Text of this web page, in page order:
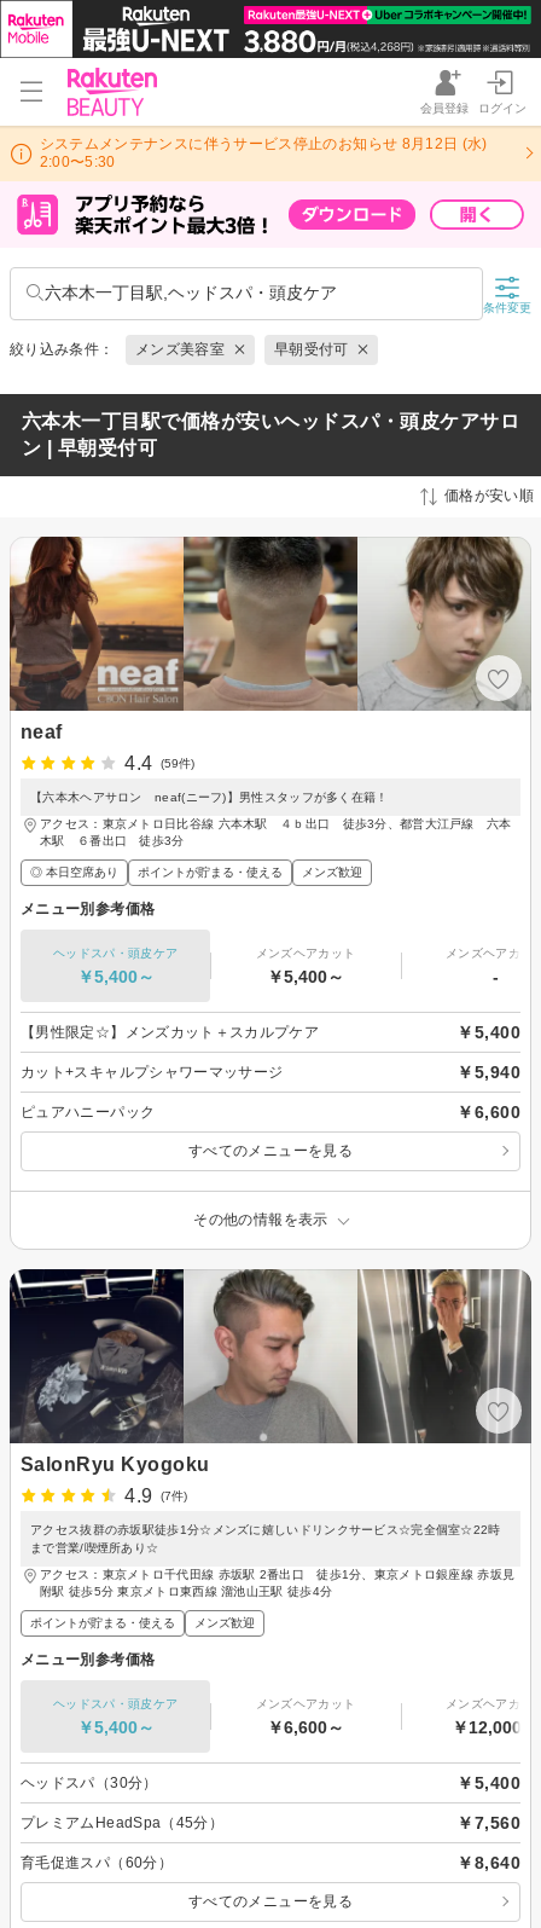
会員登録 ログイン
システムメンテナンスに伴うサービス停止のお知らせ 8月12日 (水)
2:00〜5:30
六本木一丁目駅,ヘッドスパ・頭皮ケア
条件変更
絞り込み条件： メンズ美容室 早朝受付可
六本木一丁目駅で価格が安いヘッドスパ・頭皮ケアサロ
ン | 早朝受付可
価格が安い順
neaf
4.4
(59件)
【六本木ヘアサロン neaf(ニーフ)】男性スタッフが多く在籍！
アクセス：東京メトロ日比谷線 六本木駅 ４ｂ出口 徒歩3分、都営大江戸線 六本
木駅 ６番出口 徒歩3分
◎ 本日空席あり ポイントが貯まる・使える メンズ歓迎
メニュー別参考価格
ヘッドスパ・頭皮ケア
￥5,400～
メンズヘアカット
￥5,400～
メンズヘアカラ
-
【男性限定☆】メンズカット＋スカルプケア ￥5,400
カット+スキャルプシャワーマッサージ ￥5,940
ピュアハニーパック ￥6,600
すべてのメニューを見る
その他の情報を表示
SalonRyu Kyogoku
4.9
(7件)
アクセス抜群の赤坂駅徒歩1分☆メンズに嬉しいドリンクサービス☆完全個室☆22時
まで営業/喫煙所あり☆
アクセス：東京メトロ千代田線 赤坂駅 2番出口 徒歩1分、東京メトロ銀座線 赤坂見
附駅 徒歩5分 東京メトロ東西線 溜池山王駅 徒歩4分
ポイントが貯まる・使える メンズ歓迎
メニュー別参考価格
ヘッドスパ・頭皮ケア
￥5,400～
メンズヘアカット
￥6,600～
メンズヘアカラ
￥12,000～
ヘッドスパ（30分） ￥5,400
プレミアムHeadSpa（45分） ￥7,560
育毛促進スパ（60分） ￥8,640
すべてのメニューを見る